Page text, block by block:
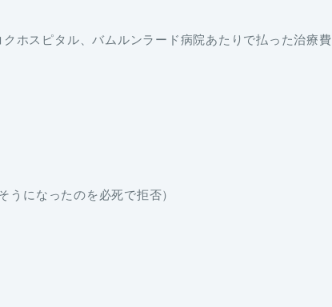
ホスピタル、バムルンラード病院あたりで払った治療費
なったのを必死で拒否）